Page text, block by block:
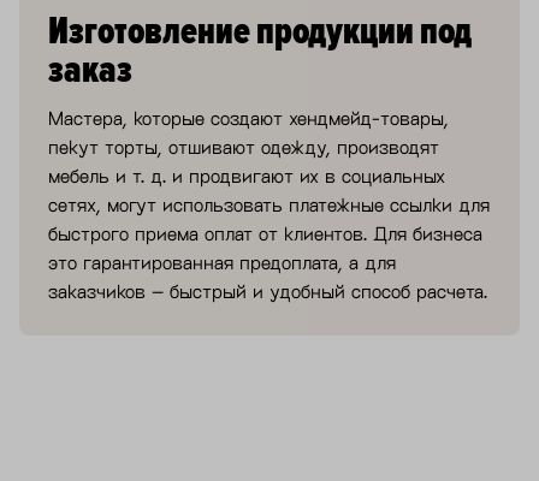
Изготовление продукции под
заказ
Мастера, которые создают хендмейд-товары,
пекут торты, отшивают одежду, производят
мебель и т. д. и продвигают их в социальных
сетях, могут использовать платежные ссылки для
быстрого приема оплат от клиентов. Для бизнеса
это гарантированная предоплата, а для
заказчиков – быстрый и удобный способ расчета.